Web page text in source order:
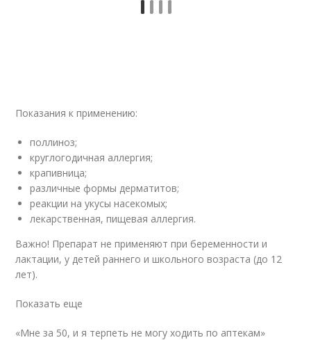
Показания к применению:
поллиноз;
круглогодичная аллергия;
крапивница;
различные формы дерматитов;
реакции на укусы насекомых;
лекарственная, пищевая аллергия.
Важно! Препарат не применяют при беременности и
лактации, у детей раннего и школьного возраста (до 12
лет).
Показать еще
«Мне за 50, и я терпеть не могу ходить по аптекам»